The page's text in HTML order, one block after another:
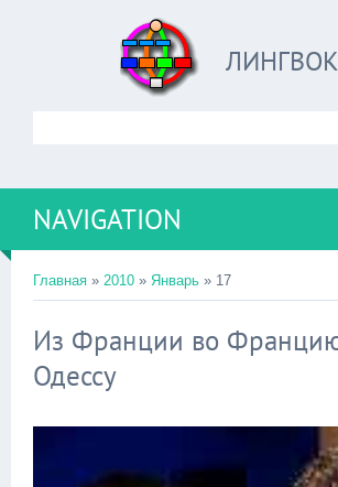
NAVIGATION
Главная » 2010 » Январь » 17
Из Франции во
Одессу